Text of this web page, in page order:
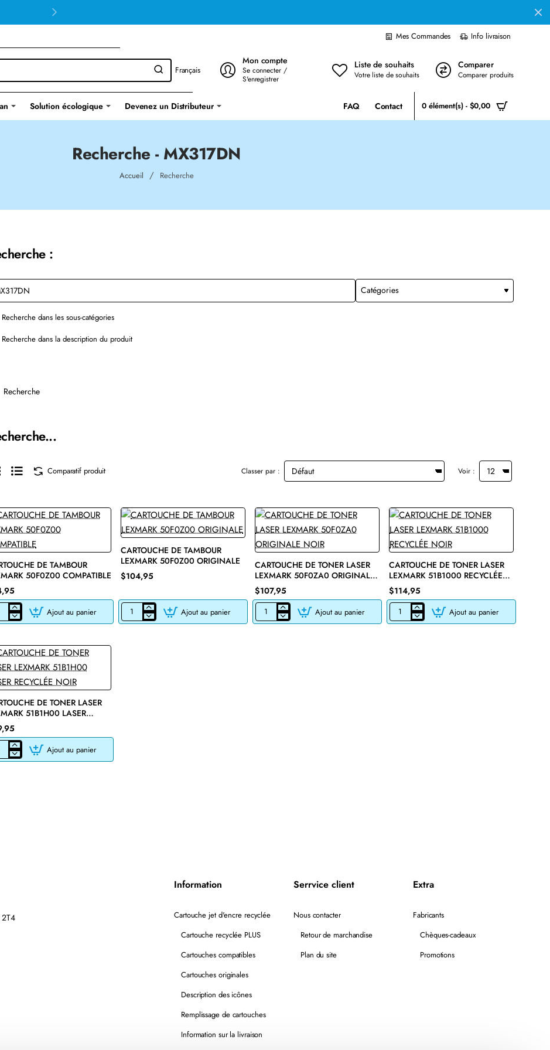
Mes Commandes Info livraison
Français
Mon compte
Se connecter /
S'enregistrer
Liste de souhaits
Votre liste de souhaits
Comparer
Comparer produits
Solution écologique Devenez un Distributeur FAQ Contact 0 élément(s) - $0,00
Recherche - MX317DN
AccueilhomeRecherche
:
Recherche dans les sous-catégories
Recherche dans la description du produit
Recherche
Comparatif produit Classer par : Voir :
DE TAMBOUR
50F0Z00 COMPATIBLE
Ajout au panier
CARTOUCHE DE TAMBOUR
LEXMARK 50F0Z00 ORIGINALE
$104,95
CARTOUCHE
DE
Ajout au panier
CARTOUCHE DE TONER LASER
LEXMARK 50F0ZA0 ORIGINALE
NOIR
$107,95
CARTOUCHE
DE
Ajout au panier
CARTOUCHE DE TONER LASER
LEXMARK 51B1000 RECYCLÉE
NOIR
$114,95
CARTOUCHE
DE
Ajout au panier
DE TONER LASER
51B1H00 LASER
NOIR
Ajout au panier
Information
Cartouche jet d'encre recyclée
Cartouche recyclée PLUS
Cartouches compatibles
Cartouches originales
Description des icônes
Remplissage de cartouches
Information sur la livraison
Serrvice client
Nous contacter
Retour de marchandise
Plan du site
Extra
Fabricants
Chèques-cadeaux
Promotions